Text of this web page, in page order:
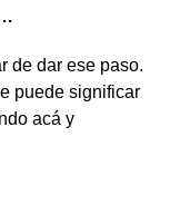
de dar ese paso.
puede significar
acá y